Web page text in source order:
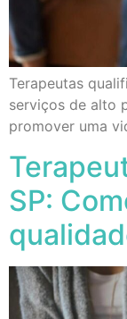
Terapeutas
serviços de alto
promover uma
SP: